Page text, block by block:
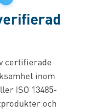
certifierade
inom
ISO 13485-
och